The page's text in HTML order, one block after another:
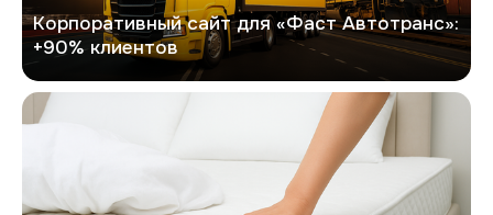
Корпоративный сайт для «Фаст Автотранс»:
+90% клиентов
Персона